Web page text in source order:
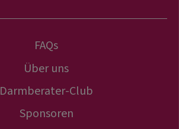
FAQs
Über uns
Darmberater-Club
Sponsoren